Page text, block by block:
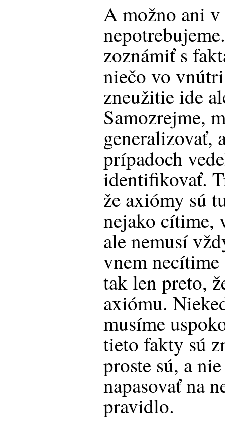
A možno ani
zoznámiť s
niečo vo
zneužitie ide
Samozrejme,
generalizovať,
prípadoch
identifikovať.
že axiómy sú
nejako cítime,
ale nemusí
vnem
tak len preto,
axiómu.
musíme
tieto fakty sú
proste sú, a
napasovať na
pravidlo.